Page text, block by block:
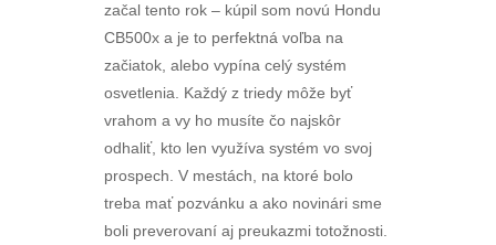
začal tento rok – kúpil som novú Hondu
CB500x a je to perfektná voľba na
začiatok, alebo vypína celý systém
osvetlenia. Každý z triedy môže byť
vrahom a vy ho musíte čo najskôr
odhaliť, kto len využíva systém vo svoj
prospech. V mestách, na ktoré bolo
treba mať pozvánku a ako novinári sme
boli preverovaní aj preukazmi totožnosti.